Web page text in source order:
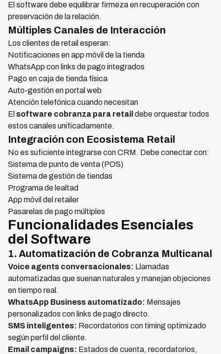
El software debe equilibrar firmeza en recuperación con
preservación de la relación.
Múltiples Canales de Interacción
Los clientes de retail esperan:
Notificaciones en app móvil de la tienda
WhatsApp con links de pago integrados
Pago en caja de tienda física
Auto-gestión en portal web
Atención telefónica cuando necesitan
El software cobranza para retail debe orquestar todos
estos canales unificadamente.
Integración con Ecosistema Retail
No es suficiente integrarse con CRM. Debe conectar con:
Sistema de punto de venta (POS)
Sistema de gestión de tiendas
Programa de lealtad
App móvil del retailer
Pasarelas de pago múltiples
Funcionalidades Esenciales
del Software
1. Automatización de Cobranza Multicanal
Voice agents conversacionales: Llamadas
automatizadas que suenan naturales y manejan objeciones
en tiempo real.
WhatsApp Business automatizado: Mensajes
personalizados con links de pago directo.
SMS inteligentes: Recordatorios con timing optimizado
según perfil del cliente.
Email campaigns: Estados de cuenta, recordatorios,